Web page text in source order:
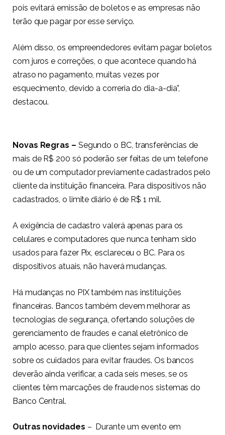
pois evitará emissão de boletos e as empresas não
terão que pagar por esse serviço.
Além disso, os empreendedores evitam pagar boletos
com juros e correções, o que acontece quando há
atraso no pagamento, muitas vezes por
esquecimento, devido a correria do dia-a-dia”,
destacou.
Novas Regras – Segundo o BC, transferências de
mais de R$ 200 só poderão ser feitas de um telefone
ou de um computador previamente cadastrados pelo
cliente da instituição financeira. Para dispositivos não
cadastrados, o limite diário é de R$ 1 mil.
A exigência de cadastro valerá apenas para os
celulares e computadores que nunca tenham sido
usados para fazer Pix, esclareceu o BC. Para os
dispositivos atuais, não haverá mudanças.
Há mudanças no PIX também nas instituições
financeiras. Bancos também devem melhorar as
tecnologias de segurança, ofertando soluções de
gerenciamento de fraudes e canal eletrônico de
amplo acesso, para que clientes sejam informados
sobre os cuidados para evitar fraudes. Os bancos
deverão ainda verificar, a cada seis meses, se os
clientes têm marcações de fraude nos sistemas do
Banco Central.
Outras novidades – Durante um evento em